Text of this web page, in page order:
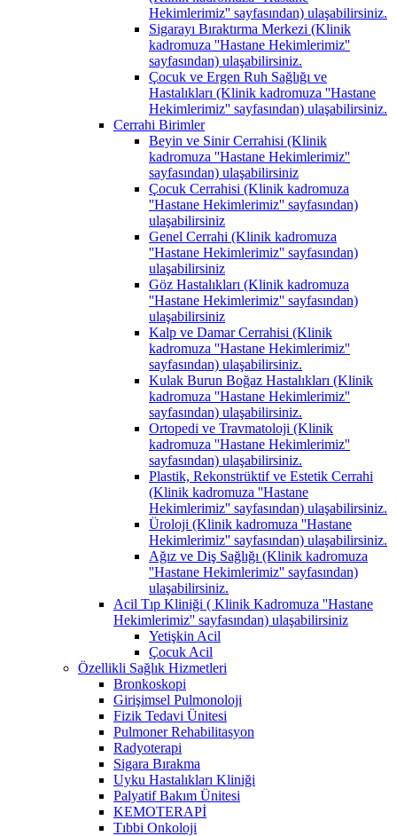
Hekimlerimiz'' sayfasından) ulaşabilirsiniz.
Sigarayı Bıraktırma Merkezi (Klinik
kadromuza ''Hastane Hekimlerimiz''
sayfasından) ulaşabilirsiniz.
Çocuk ve Ergen Ruh Sağlığı ve
Hastalıkları (Klinik kadromuza ''Hastane
Hekimlerimiz'' sayfasından) ulaşabilirsiniz.
Cerrahi Birimler
Beyin ve Sinir Cerrahisi (Klinik
kadromuza ''Hastane Hekimlerimiz''
sayfasından) ulaşabilirsiniz
Çocuk Cerrahisi (Klinik kadromuza
''Hastane Hekimlerimiz'' sayfasından)
ulaşabilirsiniz
Genel Cerrahi (Klinik kadromuza
''Hastane Hekimlerimiz'' sayfasından)
ulaşabilirsiniz
Göz Hastalıkları (Klinik kadromuza
''Hastane Hekimlerimiz'' sayfasından)
ulaşabilirsiniz
Kalp ve Damar Cerrahisi (Klinik
kadromuza ''Hastane Hekimlerimiz''
sayfasından) ulaşabilirsiniz.
Kulak Burun Boğaz Hastalıkları (Klinik
kadromuza ''Hastane Hekimlerimiz''
sayfasından) ulaşabilirsiniz.
Ortopedi ve Travmatoloji (Klinik
kadromuza ''Hastane Hekimlerimiz''
sayfasından) ulaşabilirsiniz.
Plastik, Rekonstrüktif ve Estetik Cerrahi
(Klinik kadromuza ''Hastane
Hekimlerimiz'' sayfasından) ulaşabilirsiniz.
Üroloji (Klinik kadromuza ''Hastane
Hekimlerimiz'' sayfasından) ulaşabilirsiniz.
Ağız ve Diş Sağlığı (Klinik kadromuza
''Hastane Hekimlerimiz'' sayfasından)
ulaşabilirsiniz.
Acil Tıp Kliniği ( Klinik Kadromuza ''Hastane
Hekimlerimiz'' sayfasından) ulaşabilirsiniz
Yetişkin Acil
Çocuk Acil
Özellikli Sağlık Hizmetleri
Bronkoskopi
Girişimsel Pulmonoloji
Fizik Tedavi Ünitesi
Pulmoner Rehabilitasyon
Radyoterapi
Sigara Bırakma
Uyku Hastalıkları Kliniği
Palyatif Bakım Ünitesi
KEMOTERAPİ
Tıbbi Onkoloji